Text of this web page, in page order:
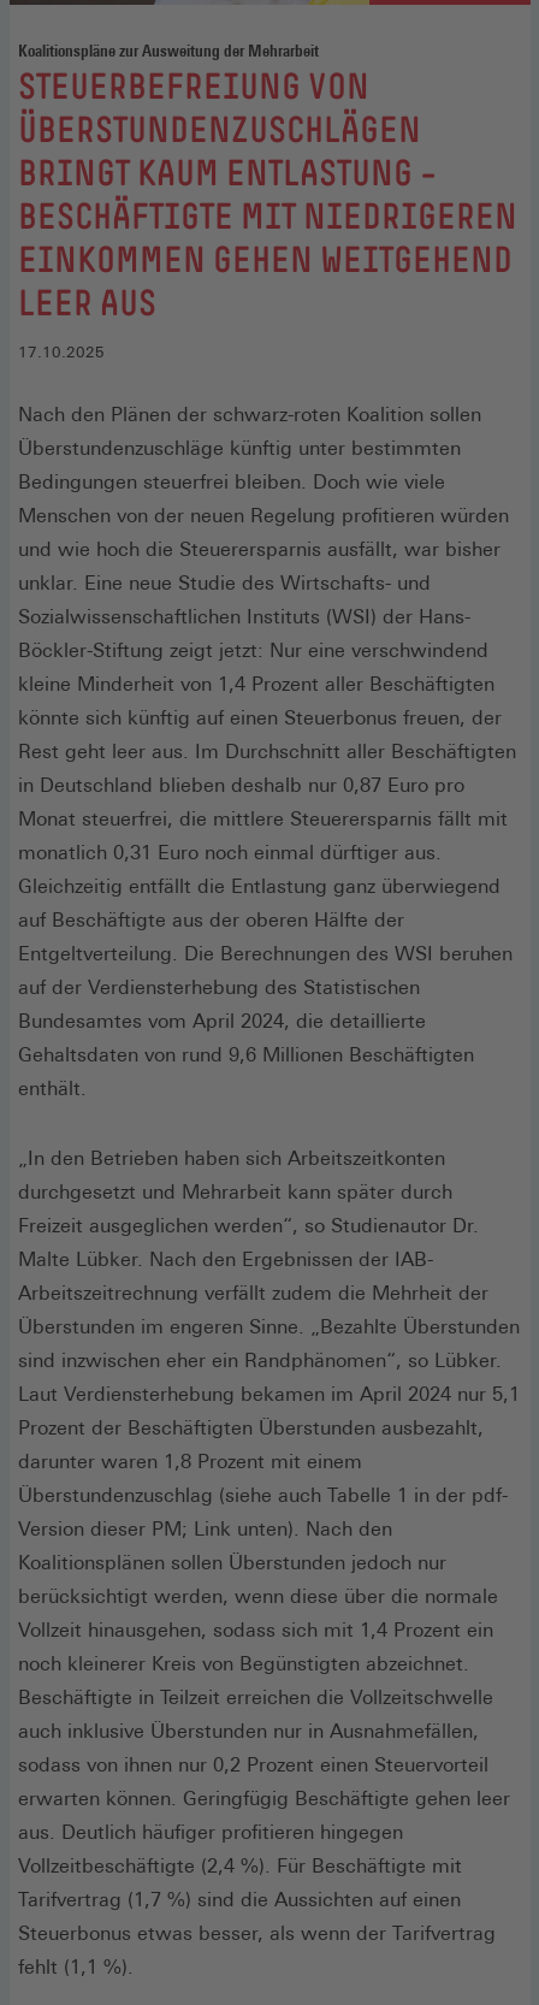
Koalitionspläne zur Ausweitung der Mehrarbeit
:
STEUERBEFREIUNG VON
ÜBERSTUNDENZUSCHLÄGEN
BRINGT KAUM ENTLASTUNG –
BESCHÄFTIGTE MIT NIEDRIGEREN
EINKOMMEN GEHEN WEITGEHEND
LEER AUS
17.10.2025
Nach den Plänen der schwarz-roten Koalition sollen
Überstundenzuschläge künftig unter bestimmten
Bedingungen steuerfrei bleiben. Doch wie viele
Menschen von der neuen Regelung profitieren würden
und wie hoch die Steuerersparnis ausfällt, war bisher
unklar. Eine neue Studie des Wirtschafts- und
Sozialwissenschaftlichen Instituts (WSI) der Hans-
Böckler-Stiftung zeigt jetzt: Nur eine verschwindend
kleine Minderheit von 1,4 Prozent aller Beschäftigten
könnte sich künftig auf einen Steuerbonus freuen, der
Rest geht leer aus. Im Durchschnitt aller Beschäftigten
in Deutschland blieben deshalb nur 0,87 Euro pro
Monat steuerfrei, die mittlere Steuerersparnis fällt mit
monatlich 0,31 Euro noch einmal dürftiger aus.
Gleichzeitig entfällt die Entlastung ganz überwiegend
auf Beschäftigte aus der oberen Hälfte der
Entgeltverteilung. Die Berechnungen des WSI beruhen
auf der Verdiensterhebung des Statistischen
Bundesamtes vom April 2024, die detaillierte
Gehaltsdaten von rund 9,6 Millionen Beschäftigten
enthält.
„In den Betrieben haben sich Arbeitszeitkonten
durchgesetzt und Mehrarbeit kann später durch
Freizeit ausgeglichen werden“, so Studienautor Dr.
Malte Lübker. Nach den Ergebnissen der IAB-
Arbeitszeitrechnung verfällt zudem die Mehrheit der
Überstunden im engeren Sinne. „Bezahlte Überstunden
sind inzwischen eher ein Randphänomen“, so Lübker.
Laut Verdiensterhebung bekamen im April 2024 nur 5,1
Prozent der Beschäftigten Überstunden ausbezahlt,
darunter waren 1,8 Prozent mit einem
Überstundenzuschlag (siehe auch Tabelle 1 in der pdf-
Version dieser PM; Link unten). Nach den
Koalitionsplänen sollen Überstunden jedoch nur
berücksichtigt werden, wenn diese über die normale
Vollzeit hinausgehen, sodass sich mit 1,4 Prozent ein
noch kleinerer Kreis von Begünstigten abzeichnet.
Beschäftigte in Teilzeit erreichen die Vollzeitschwelle
auch inklusive Überstunden nur in Ausnahmefällen,
sodass von ihnen nur 0,2 Prozent einen Steuervorteil
erwarten können. Geringfügig Beschäftigte gehen leer
aus. Deutlich häufiger profitieren hingegen
Vollzeitbeschäftigte (2,4 %). Für Beschäftigte mit
Tarifvertrag (1,7 %) sind die Aussichten auf einen
Steuerbonus etwas besser, als wenn der Tarifvertrag
fehlt (1,1 %).